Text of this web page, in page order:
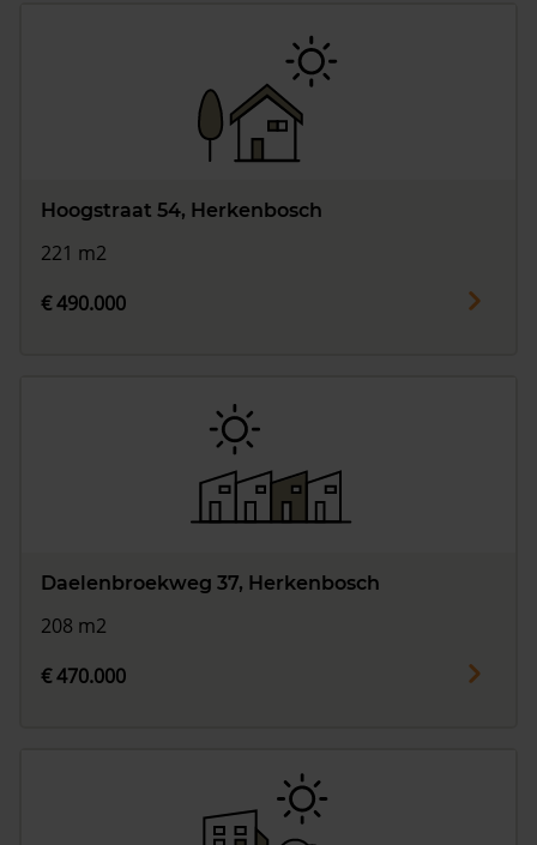
Hoogstraat 54, Herkenbosch
221 m2
€ 490.000
Daelenbroekweg 37, Herkenbosch
208 m2
€ 470.000